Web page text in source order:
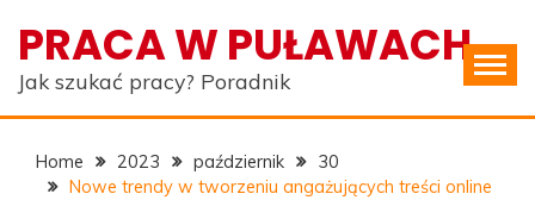
content
PRACA W PUŁAWACH
Jak szukać pracy? Poradnik
Home 2023 październik
30
Nowe trendy w tworzeniu angażujących treści online